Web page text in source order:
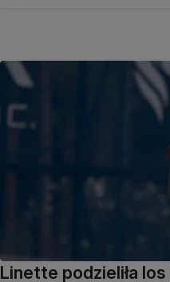
Linette podzieliła